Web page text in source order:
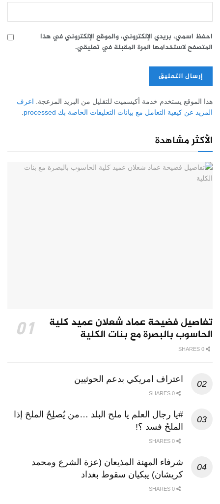
احفظ اسمي، بريدي الإلكتروني، والموقع الإلكتروني في هذا
المتصفح لاستخدامها المرة المقبلة في تعليقي.
هذا الموقع يستخدم خدمة أكيسميت للتقليل من البريد المزعجة. اعرف
المزيد عن كيفية التعامل مع بيانات التعليقات الخاصة بك processed
.
الأكثر مشاهدة
تفاصيل فضيحة عماد شعلان عميد كلية
الحاسوب بالبصرة مع بنات الكلية
اعتراف امريكي بدعم الحوثيين
#يا رجال العلم يا ملح البلد …من يُصلِحُ الملحَ إذا
الملحُ فسد ؟!
شرفاء المهنة المذيعان (عزة الشرع ومحمد
كريشان) يبكيان سقوط بغداد